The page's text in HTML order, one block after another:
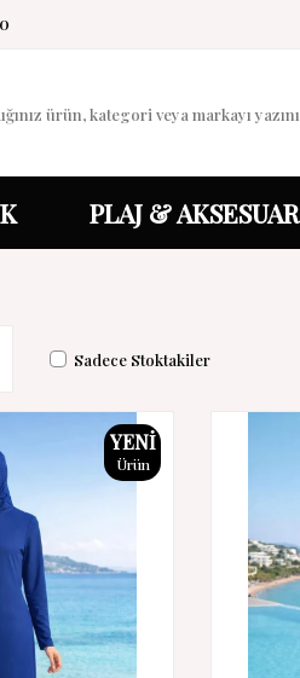
PLAJ & AKSESUAR
Sadece Stoktakiler
YENI
Ürün